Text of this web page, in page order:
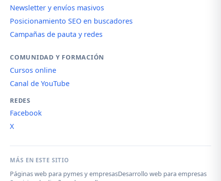
Newsletter y envíos masivos
Posicionamiento SEO en buscadores
Campañas de pauta y redes
COMUNIDAD Y FORMACIÓN
Cursos online
Canal de YouTube
REDES
Facebook
X
MÁS EN ESTE SITIO
Páginas web para pymes y empresasDesarrollo web para empresas